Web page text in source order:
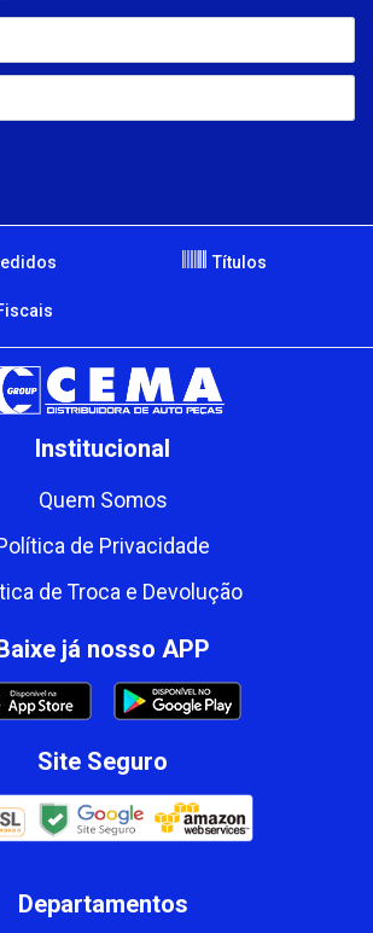
Títulos
Institucional
Quem Somos
de Privacidade
de Troca e Devolução
já nosso APP
Site Seguro
Departamentos